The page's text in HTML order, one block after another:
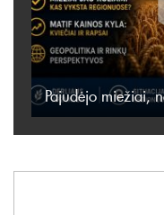
Pajudėjo miežiai,